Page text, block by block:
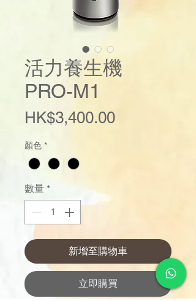
活力養生機
PRO-M1
HK$3,400.00價
顏色 *
數量 *
新增至購物車
立即購買